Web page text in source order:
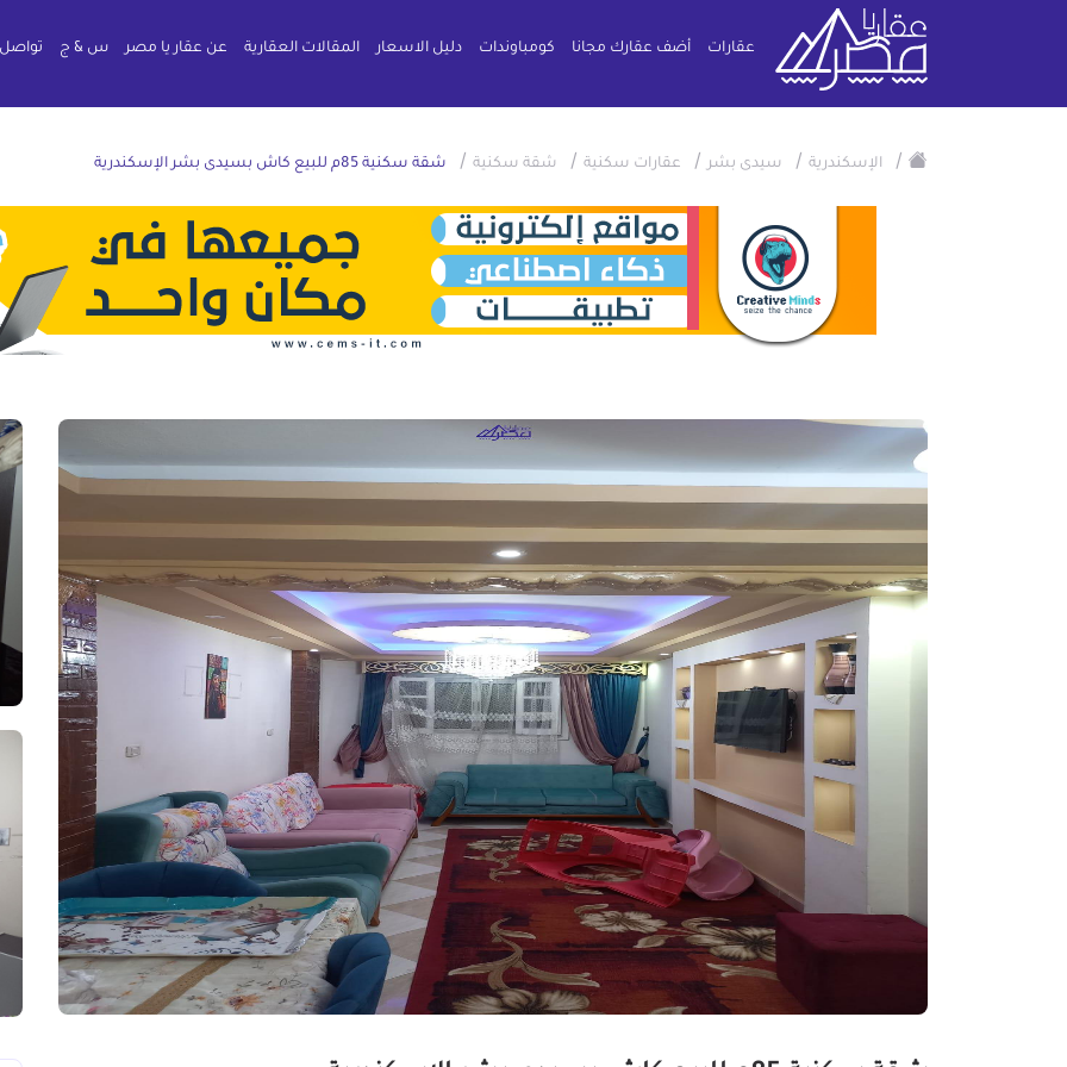
عقارات أضف عقارك مجانا كومباوندات دليل الاسعار المقالات العقارية عن عقار يا مصر س & ج
/ الإسكندرية / سيدى بشر / عقارات سكنية / شقة سكنية / شقة سكنية 85م للبيع كاش بسيدى بشر الإسكندرية